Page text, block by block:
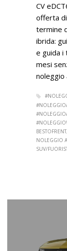
CV
offerta
termine
ibrida:
e guida i
mesi
noleggio
BESTOFRENT
NOLEGGIO
SUV/